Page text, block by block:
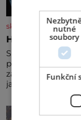
skutecnepribehy.cz
Hlas mě varuje
S manželem
prarodiči. Mohla
zásadní změny,
jako mzdová
velice psychicky
máme vnoučata,
pomoc, co se
nutné
soubory
Funkční